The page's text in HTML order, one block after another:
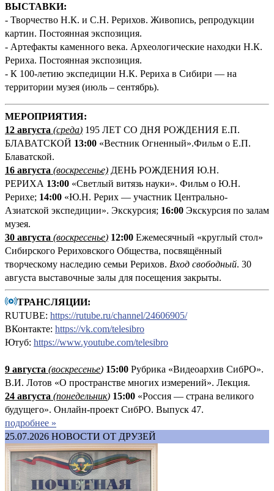
ВЫСТАВКИ:
- Творчество Н.К. и С.Н. Рерихов. Живопись, репродукции
картин. Постоянная экспозиция.
- Артефакты каменного века. Археологические находки Н.К.
Рериха. Постоянная экспозиция.
- К 100-летию экспедиции Н.К. Рериха в Сибири — на
территории музея (июль – сентябрь).
МЕРОПРИЯТИЯ:
12 августа (среда) 195 ЛЕТ СО ДНЯ РОЖДЕНИЯ Е.П.
БЛАВАТСКОЙ 13:00 «Вестник Огненный».Фильм о Е.П.
Блаватской.
16 августа (воскресенье) ДЕНЬ РОЖДЕНИЯ Ю.Н.
РЕРИХА 13:00 «Светлый витязь науки». Фильм о Ю.Н.
Рерихе; 14:00 «Ю.Н. Рерих — участник Центрально-
Азиатской экспедиции». Экскурсия; 16:00 Экскурсия по залам
музея.
30 августа (воскресенье) 12:00 Ежемесячный «круглый стол»
Сибирского Рериховского Общества, посвящённый
творческому наследию семьи Рерихов. Вход свободный. 30
августа выставочные залы для посещения закрыты.
ТРАНСЛЯЦИИ:
RUTUBE: https://rutube.ru/channel/24606905/
ВКонтакте: https://vk.com/telesibro
Ютуб: https://www.youtube.com/telesibro
9 августа (воскресенье) 15:00 Рубрика «Видеоархив СибРО».
В.И. Лотов «О пространстве многих измерений». Лекция.
24 августа (понедельник) 15:00 «Россия — страна великого
будущего». Онлайн-проект СибРО. Выпуск 47.
подробнее »
25.07.2026 НОВОСТИ ОТ ДРУЗЕЙ